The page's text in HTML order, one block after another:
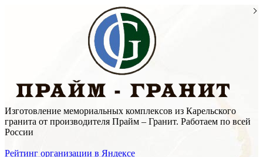
Изготовление мемориальных комплексов из Карельского
гранита от производителя Прайм – Гранит. Работаем по всей
России
Рейтинг организации в Яндексе